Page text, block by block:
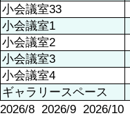
小会議室33
小会議室1
小会議室2
小会議室3
小会議室4
ギャラリースペース
2026/8 2026/9 2026/10